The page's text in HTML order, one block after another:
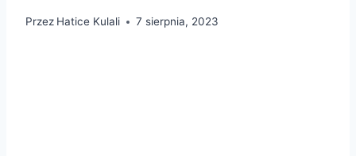
Przez Hatice Kulali 7 sierpnia, 2023